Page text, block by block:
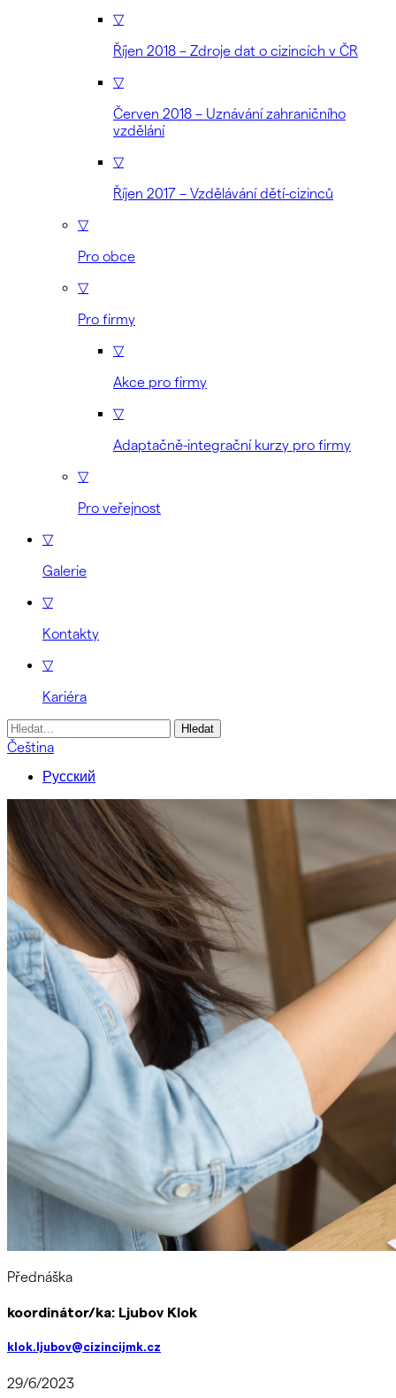
▽
Říjen 2018 – Zdroje dat o cizincích v ČR
▽
Červen 2018 – Uznávání zahraničního
vzdělání
▽
Říjen 2017 – Vzdělávání dětí-cizinců
▽
Pro obce
▽
Pro firmy
▽
Akce pro firmy
▽
Adaptačně-integrační kurzy pro firmy
▽
Pro veřejnost
▽
Galerie
▽
Kontakty
▽
Kariéra
Vyhledávání
Čeština
Русский
Přednáška
koordinátor/ka: Ljubov Klok
klok.ljubov@cizincijmk.cz
29/6/2023